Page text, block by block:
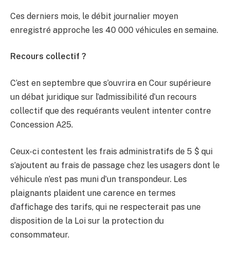
Ces derniers mois, le débit journalier moyen
enregistré approche les 40 000 véhicules en semaine.
Recours collectif ?
C’est en septembre que s’ouvrira en Cour supérieure
un débat juridique sur l’admissibilité d’un recours
collectif que des requérants veulent intenter contre
Concession A25.
Ceux-ci contestent les frais administratifs de 5 $ qui
s’ajoutent au frais de passage chez les usagers dont le
véhicule n’est pas muni d’un transpondeur. Les
plaignants plaident une carence en termes
d’affichage des tarifs, qui ne respecterait pas une
disposition de la Loi sur la protection du
consommateur.